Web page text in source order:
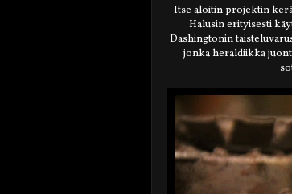
Itse aloitin projektin
Halusin erityisesti
Dashingtonin
jonka heraldiikka